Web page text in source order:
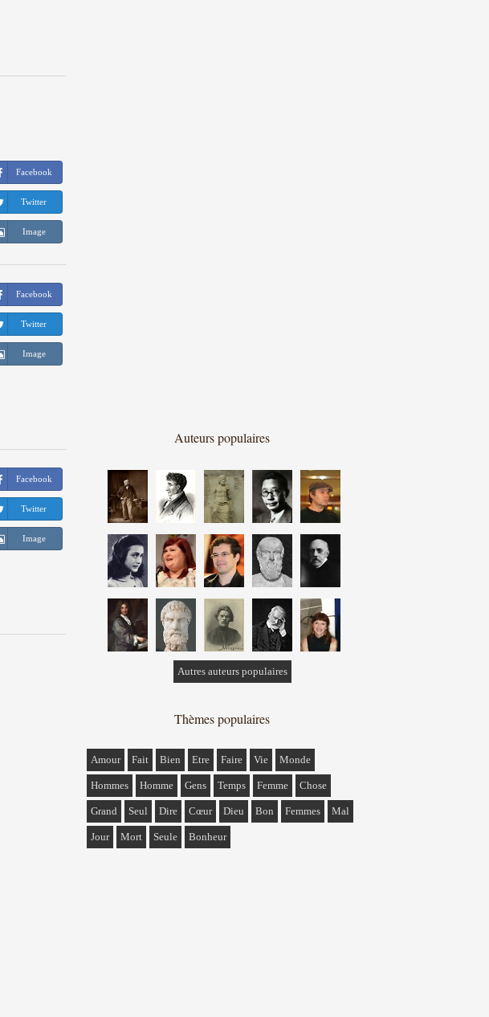
Facebook
Twitter
Image
Facebook
Twitter
Image
Facebook
Twitter
Image
Auteurs populaires
Autres auteurs populaires
Thèmes populaires
Amour Fait Bien Etre Faire Vie Monde
Hommes Homme Gens Temps Femme Chose
Grand Seul Dire Cœur Dieu Bon Femmes Mal
Jour Mort Seule Bonheur